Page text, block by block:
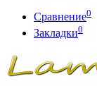
Сравнение0
Закладки0